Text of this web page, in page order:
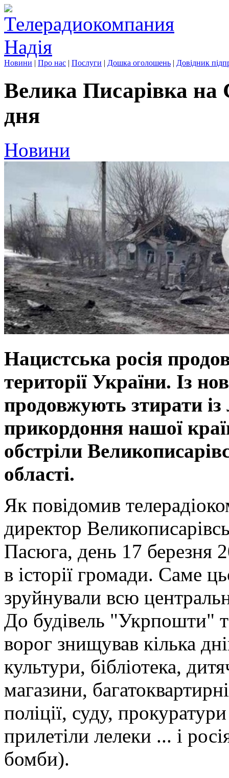
Новини | Про нас | Послуги | Дошка оголошень | Довідник
Велика Писарівка на
дня
Новини
Нацистська росія
території України. Із
продовжують зтирати із
прикордоння нашої
обстріли
області.
Як повідомив
директор
Пасюга, день 17 березня
в історії громади. Саме
зруйнували всю
До будівель "Укрпошти"
ворог знищував кілька
культури, бібліотека,
магазини,
поліції, суду,
прилетіли лелеки ... і
бомби).